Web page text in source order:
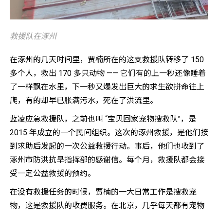
救援队在涿州
在涿州的几天时间里，贾楠所在的这支救援队转移了 150
多个人，救出 170 多只动物 —— 它们有的上一秒还像睡着
了一样飘在水里，下一秒又爆发出巨大的求生欲拼命往上
爬，有的却早已胀满污水，死在了洪流里。
蓝凌应急救援队，之前也叫 “宝贝回家宠物搜救队”，是
2015 年成立的一个民间组织。这次的涿州救援，是他们接
到求助后发起的一次公益救援行动。事后，他们也收到了
涿州市防洪抗旱指挥部的感谢信。每个月，救援队都会接
受一定公益救援的预约。
在没有救援任务的时候，贾楠的一大日常工作是搜救宠
物，这是救援队的收费服务。在北京，几乎每天都有宠物